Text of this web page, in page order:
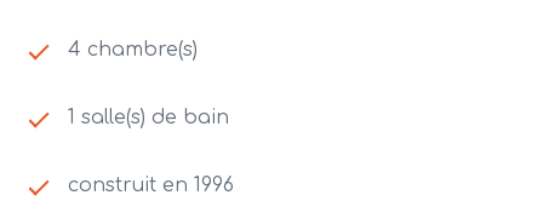
4 chambre(s)
1 salle(s) de bain
construit en 1996